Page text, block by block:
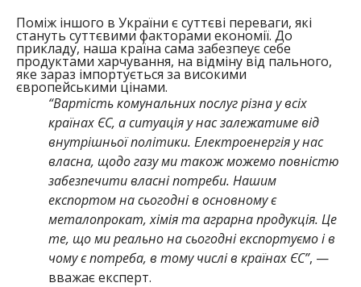
Поміж іншого в України є суттєві переваги, які
стануть суттєвими факторами економії. До
прикладу, наша країна сама забезпеує себе
продуктами харчування, на відміну від пального,
яке зараз імпортується за високими
європейськими цінами.
“Вартість комунальних послуг різна у всіх
країнах ЄС, а ситуація у нас залежатиме від
внутрішньої політики. Електроенергія у нас
власна, щодо газу ми також можемо повністю
забезпечити власні потреби. Нашим
експортом на сьогодні в основному є
металопрокат, хімія та аграрна продукція. Це
те, що ми реально на сьогодні експортуємо і в
чому є потреба, в тому числі в країнах ЄС”, —
вважає експерт.